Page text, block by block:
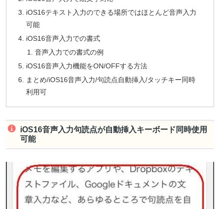
iOS16テキスト入力のできる場所ではほとんど音声入力
可能
iOS16音声入力での書式
音声入力での書式の例
iOS16音声入力機能をON/OFFする方法
まとめ/iOS16音声入力/句読点自動挿入/タッチキー同時
利用可
iOS16音声入力句読点が自動挿入キーボード同時使用
可能